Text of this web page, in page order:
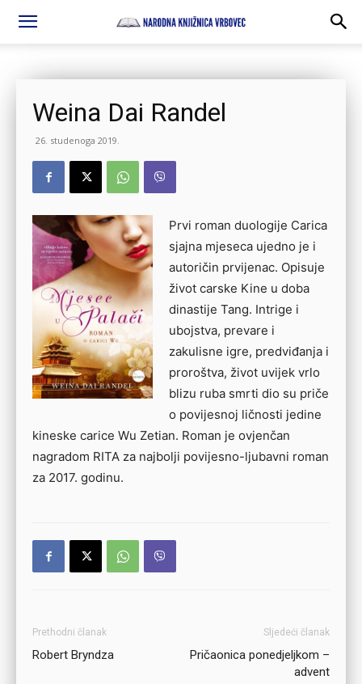
Weina Dai Randel
26. studenoga 2019.
Prvi roman duologije Carica
sjajna mjeseca ujedno je i
autoričin prvijenac. Opisuje
život carske Kine u doba
dinastije Tang. Intrige i
ubojstva, prevare i
zakulisne igre, predviđanja i
proroštva, život uvijek vrlo
blizu ruba smrti dio su priče
o povijesnoj ličnosti jedine
kineske carice Wu Zetian. Roman je ovjenčan
nagradom RITA za najbolji povijesno-ljubavni roman
za 2017. godinu.
Prethodni članak
Robert Bryndza
Sljedeći članak
Pričaonica ponedjeljkom –
advent